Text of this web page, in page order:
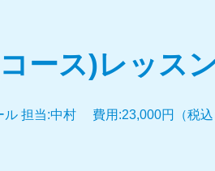
ース)レッス
担当:中村 費用:23,000円（税込